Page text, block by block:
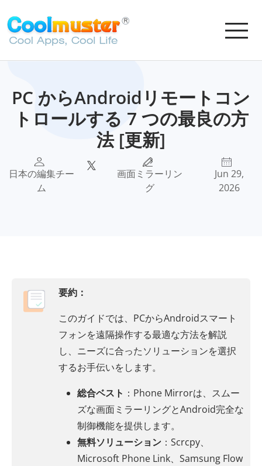
PC からAndroidリモートコン
トロールする 7 つの最良の方
法 [更新]
日本の編集チー
ム
画面ミラーリン
グ
Jun 29,
2026
要約：
このガイドでは、PCからAndroidスマート
フォンを遠隔操作する最適な方法を解説
し、ニーズに合ったソリューションを選択
するお手伝いをします。
総合ベスト ：Phone Mirrorは、スムー
ズな画面ミラーリングとAndroid完全な
制御機能を提供します。
無料ソリューション ：Scrcpy、
Microsoft Phone Link、Samsung Flow